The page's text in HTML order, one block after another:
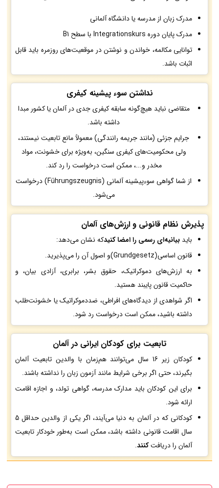
مدرک زبان از مدرسه یا دانشگاه آلمانی
مدرک پایان دوره Integrationskurs با سطح B1
توانایی مکالمه، خواندن و نوشتن در موقعیت‌های روزمره باید قابل
اثبات باشد.
نداشتن سوء پیشینه کیفری
متقاضی نباید هیچ‌گونه سابقه کیفری جدی در آلمان یا کشور مبدا
داشته باشد.
جرایم جزئی (مانند جریمه رانندگی) معمولاً مانع تابعیت نیستند،
ولی محکومیت‌های کیفری سنگین، به‌ویژه برای خشونت، مواد
مخدر و...، ممکن است درخواست را رد کند.
از شما گواهی سوء‌پیشینه آلمانی (Führungszeugnis) درخواست
می‌شود.
پذیرش نظام قانونی و ارزش‌های آلمان
باید بیانیه‌ای رسمی را امضا کنیدکه نشان می‌دهد:
قانون اساسی(Grundgesetz)و اصول آن را می‌پذیرید.
به ارزش‌های دموکراتیک، حقوق بشر، برابری، آزادی بیان، و
حاکمیت قانون پایبند هستید.
اگر شواهدی از دیدگاه‌های افراطی، ضددموکراتیک یا خشونت‌طلب
داشته باشید، ممکن است درخواست رد شود.
تابعیت برای کودکان ایرانی در آلمان
کودکان زیر 16 سال می‌توانند هم‌زمان با والدین تابعیت آلمان
بگیرند، حتی اگر برخی شرایط مانند آزمون زبان را نداشته باشند.
برای این کودکان باید مدارک مدرسه، گواهی تولد، و اجازه اقامت
ارائه شود.
کودکانی که در آلمان به دنیا می‌آیند، اگر یکی از والدین حداقل 5
سال اقامت قانونی داشته باشد، ممکن است به‌طور خودکار تابعیت
آلمان را دریافتکنند.